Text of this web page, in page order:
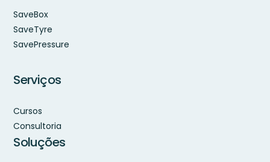
SaveBox
SaveTyre
SavePressure
Serviços
Cursos
Consultoria
Soluções